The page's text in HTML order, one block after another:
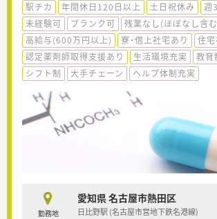
駅チカ 年間休日120日以上 土日祝休み 週
未経験可
ブランク可 残業なし(ほぼなし含
高給与(600万円以上)
寮・借上社宅あり
住
認定薬剤師取得支援あり
生活環境充実
教育
シフト制
大手チェーン ヘルプ体制充実
勤務地
愛知県 名古屋市熱田区
日比野駅 (名古屋市営地下鉄名港線)